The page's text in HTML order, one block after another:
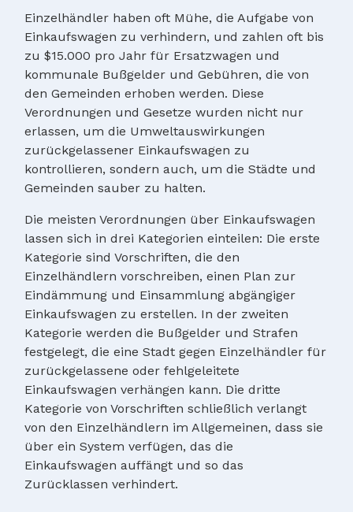
Einzelhändler haben oft Mühe, die Aufgabe von
Einkaufswagen zu verhindern, und zahlen oft bis
zu $15.000 pro Jahr für Ersatzwagen und
kommunale Bußgelder und Gebühren, die von
den Gemeinden erhoben werden. Diese
Verordnungen und Gesetze wurden nicht nur
erlassen, um die Umweltauswirkungen
zurückgelassener Einkaufswagen zu
kontrollieren, sondern auch, um die Städte und
Gemeinden sauber zu halten.
Die meisten Verordnungen über Einkaufswagen
lassen sich in drei Kategorien einteilen: Die erste
Kategorie sind Vorschriften, die den
Einzelhändlern vorschreiben, einen Plan zur
Eindämmung und Einsammlung abgängiger
Einkaufswagen zu erstellen. In der zweiten
Kategorie werden die Bußgelder und Strafen
festgelegt, die eine Stadt gegen Einzelhändler für
zurückgelassene oder fehlgeleitete
Einkaufswagen verhängen kann. Die dritte
Kategorie von Vorschriften schließlich verlangt
von den Einzelhändlern im Allgemeinen, dass sie
über ein System verfügen, das die
Einkaufswagen auffängt und so das
Zurücklassen verhindert.